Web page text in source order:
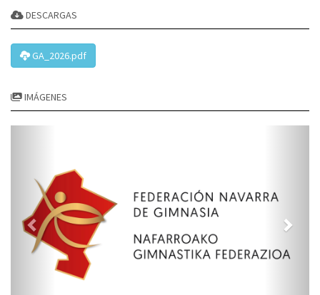
DESCARGAS
GA_2026.pdf
IMÁGENES